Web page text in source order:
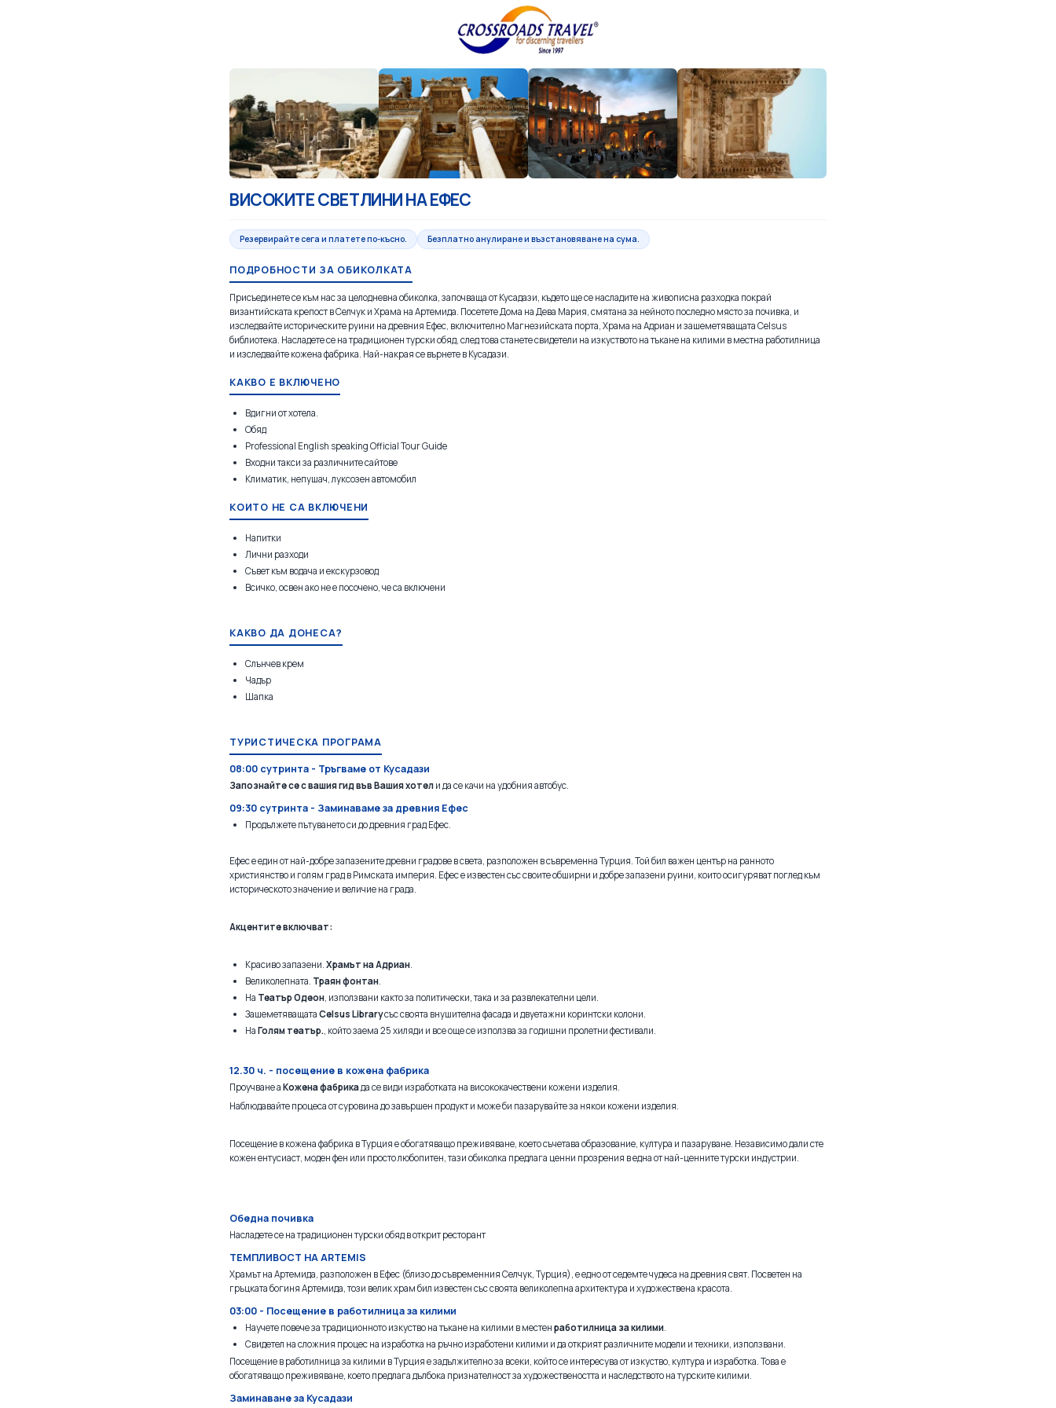
ВИСОКИТЕ СВЕТЛИНИ НА ЕФЕС
Резервирайте сега и платете по-късно. Безплатно анулиране и възстановяване на сума.
ПОДРОБНОСТИ ЗА ОБИКОЛКАТА
Присъединете се към нас за целодневна обиколка, започваща от Кусадази, където ще се насладите на живописна разходка покрай
византийската крепост в Селчук и Храма на Артемида. Посетете Дома на Дева Мария, смятана за нейното последно място за почивка, и
изследвайте историческите руини на древния Ефес, включително Магнезийската порта, Храма на Адриан и зашеметяващата Celsus
библиотека. Насладете се на традиционен турски обяд, след това станете свидетели на изкуството на тъкане на килими в местна работилница
и изследвайте кожена фабрика. Най-накрая се върнете в Кусадази.
КАКВО Е ВКЛЮЧЕНО
Вдигни от хотела.
Обяд
Professional English speaking Official Tour Guide
Входни такси за различните сайтове
Климатик, непушач, луксозен автомобил
КОИТО НЕ СА ВКЛЮЧЕНИ
Напитки
Лични разходи
Съвет към водача и екскурзовод
Всичко, освен ако не е посочено, че са включени
КАКВО ДА ДОНЕСА?
Слънчев крем
Чадър
Шапка
ТУРИСТИЧЕСКА ПРОГРАМА
08:00 сутринта - Тръгваме от Кусадази
Запознайте се с вашия гид във Вашия хотел и да се качи на удобния автобус.
09:30 сутринта - Заминаваме за древния Ефес
Продължете пътуването си до древния град Ефес.
Ефес е един от най-добре запазените древни градове в света, разположен в съвременна Турция. Той бил важен център на ранното
християнство и голям град в Римската империя. Ефес е известен със своите обширни и добре запазени руини, които осигуряват поглед към
историческото значение и величие на града.
Акцентите включват:
Красиво запазени. Храмът на Адриан.
Великолепната. Траян фонтан.
На Театър Одеон, използвани както за политически, така и за развлекателни цели.
Зашеметяващата Celsus Libraryсъс своята внушителна фасада и двуетажни коринтски колони.
На Голям театър., който заема 25 хиляди и все още се използва за годишни пролетни фестивали.
12.30 ч. - посещение в кожена фабрика
Проучване a Кожена фабрикада се види изработката на висококачествени кожени изделия.
Наблюдавайте процеса от суровина до завършен продукт и може би пазарувайте за някои кожени изделия.
Посещение в кожена фабрика в Турция е обогатяващо преживяване, което съчетава образование, култура и пазаруване. Независимо дали сте
кожен ентусиаст, моден фен или просто любопитен, тази обиколка предлага ценни прозрения в една от най-ценните турски индустрии.
Обедна почивка
Насладете се на традиционен турски обяд в открит ресторант
ТЕМПЛИВОСТ НА ARTEMIS
Храмът на Артемида, разположен в Ефес (близо до съвременния Селчук, Турция), е едно от седемте чудеса на древния свят. Посветен на
гръцката богиня Артемида, този велик храм бил известен със своята великолепна архитектура и художествена красота.
03:00 - Посещение в работилница за килими
Научете повече за традиционното изкуство на тъкане на килими в местен работилница за килими.
Свидетел на сложния процес на изработка на ръчно изработени килими и да открият различните модели и техники, използвани.
Посещение в работилница за килими в Турция е задължително за всеки, който се интересува от изкуство, култура и изработка. Това е
обогатяващо преживяване, което предлага дълбока признателност за художествеността и наследството на турските килими.
Заминаване за Кусадази